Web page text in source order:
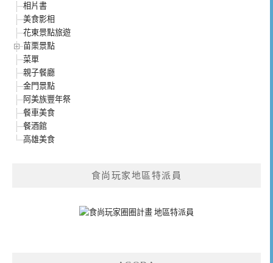
相片書
美食影相
花東景點旅遊
苗栗景點
菜單
親子餐廳
金門景點
阿美族豐年祭
餐車美食
餐酒館
高雄美食
食尚玩家地區特派員